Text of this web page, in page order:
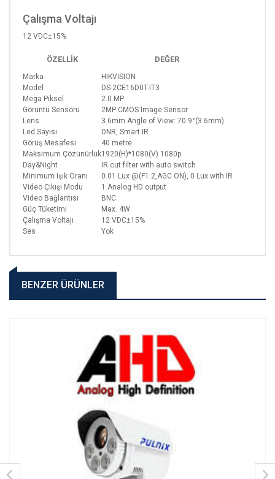
Çalışma Voltajı
12 VDC±15%
ÖZELLIK DEĞER
Marka
HIKVISION
Model
DS-2CE16D0T-IT3
Mega Piksel
2.0 MP
Görüntü Sensörü
2MP CMOS Image Sensor
Lens
3.6mm Angle of View: 70.9°(3.6mm)
Led Sayısı
DNR, Smart IR
Görüş Mesafesi
40 metre
Maksimum Çözünürlük1920(H)*1080(V) 1080p
Day&Night
IR cut filter with auto switch
Minimum Işık Oranı
0.01 Lux @(F1.2,AGC ON), 0 Lux with IR
Video Çıkışı Modu
1 Analog HD output
Video Bağlantısı
BNC
Güç Tüketimi
Max. 4W
Çalışma Voltajı
12 VDC±15%
Ses
Yok
BENZER ÜRÜNLER